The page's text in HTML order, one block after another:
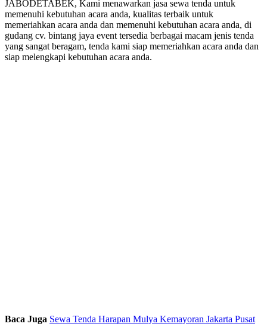
JABODETABEK, Kami menawarkan jasa sewa tenda untuk
memenuhi kebutuhan acara anda, kualitas terbaik untuk
memeriahkan acara anda dan memenuhi kebutuhan acara anda, di
gudang cv. bintang jaya event tersedia berbagai macam jenis tenda
yang sangat beragam, tenda kami siap memeriahkan acara anda dan
siap melengkapi kebutuhan acara anda.
Baca Juga Sewa Tenda Harapan Mulya Kemayoran Jakarta Pusat